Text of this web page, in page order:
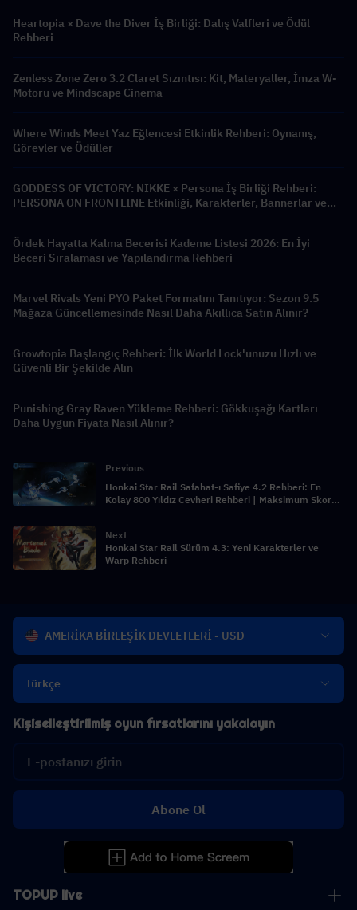
Heartopia × Dave the Diver İş Birliği: Dalış Valfleri ve Ödül
Rehberi
Zenless Zone Zero 3.2 Claret Sızıntısı: Kit, Materyaller, İmza W-
Motoru ve Mindscape Cinema
Where Winds Meet Yaz Eğlencesi Etkinlik Rehberi: Oynanış,
Görevler ve Ödüller
GODDESS OF VICTORY: NIKKE × Persona İş Birliği Rehberi:
PERSONA ON FRONTLINE Etkinliği, Karakterler, Bannerlar ve
Ördek Hayatta Kalma Becerisi Kademe Listesi 2026: En İyi
Beceri Sıralaması ve Yapılandırma Rehberi
Marvel Rivals Yeni PYO Paket Formatını Tanıtıyor: Sezon 9.5
Mağaza Güncellemesinde Nasıl Daha Akıllıca Satın Alınır?
Growtopia Başlangıç Rehberi: İlk World Lock'unuzu Hızlı ve
Güvenli Bir Şekilde Alın
Punishing Gray Raven Yükleme Rehberi: Gökkuşağı Kartları
Daha Uygun Fiyata Nasıl Alınır?
Previous
Honkai Star Rail Safahat-ı Safiye 4.2 Rehberi: En
Kolay 800 Yıldız Cevheri Rehberi | Maksimum Skor
Next
Honkai Star Rail Sürüm 4.3: Yeni Karakterler ve
Warp Rehberi
AMERİKA BİRLEŞİK DEVLETLERİ - USD
Türkçe
TOPUP live
Kişiselleştirilmiş oyun fırsatlarını yakalayın
Abone Ol